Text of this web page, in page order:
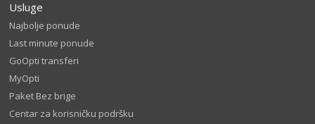
Usluge
Najbolje ponude
Last minute ponude
GoOpti transferi
MyOpti
Paket Bez brige
Centar za korisničku podršku